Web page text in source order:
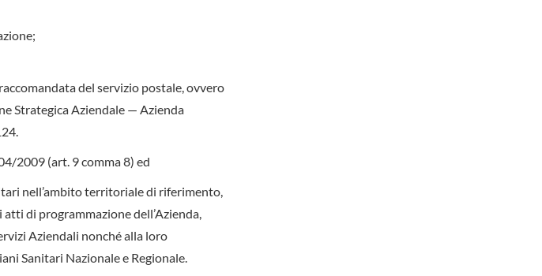
del servizio postale, ovvero
Strategica Aziendale — Azienda
2009 (art. 9 comma 8) ed
nell’ambito territoriale di riferimento,
di programmazione dell’Azienda,
Aziendali nonché alla loro
Sanitari Nazionale e Regionale.